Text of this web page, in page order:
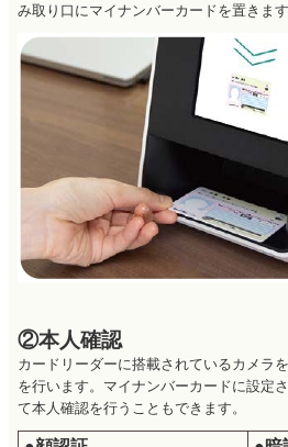
み取り口にマイナンバーカードを置きます
②本人確認
カードリーダーに搭載されているカメラ
を行います。マイナンバーカードに設定
て本人確認を行うこともできます。